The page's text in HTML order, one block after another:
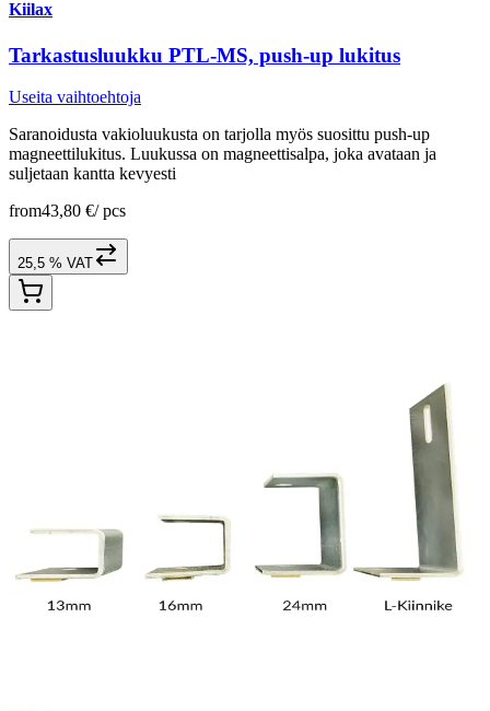
Kiilax
Tarkastusluukku PTL-MS, push-up lukitus
Useita vaihtoehtoja
Saranoidusta vakioluukusta on tarjolla myös suosittu push-up
magneettilukitus. Luukussa on magneettisalpa, joka avataan ja
suljetaan kantta kevyesti
from43,80 €/ pcs
25,5 % VAT